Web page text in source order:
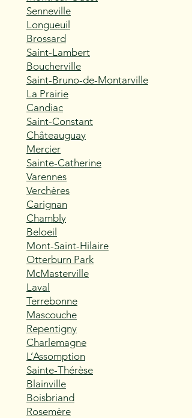
Senneville
Longueuil
Brossard
Saint-Lambert
Boucherville
Saint-Bruno-de-Montarville
La Prairie
Candiac
Saint-Constant
Châteauguay
Mercier
Sainte-Catherine
Varennes
Verchères
Carignan
Chambly
Beloeil
Mont-Saint-Hilaire
Otterburn Park
McMasterville
Laval
Terrebonne
Mascouche
Repentigny
Charlemagne
L’Assomption
Sainte-Thérèse
Blainville
Boisbriand
Rosemère